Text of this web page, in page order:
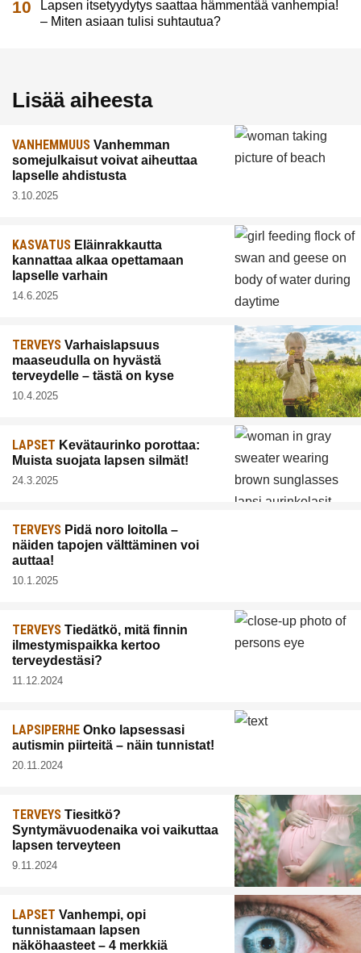
Lapsen itsetyydytys saattaa hämmentää vanhempia!
– Miten asiaan tulisi suhtautua?
Lisää aiheesta
VANHEMMUUS Vanhemman
somejulkaisut voivat aiheuttaa
lapselle ahdistusta
3.10.2025
KASVATUS Eläinrakkautta
kannattaa alkaa opettamaan
lapselle varhain
14.6.2025
TERVEYS Varhaislapsuus
maaseudulla on hyvästä
terveydelle – tästä on kyse
10.4.2025
LAPSET Kevätaurinko porottaa:
Muista suojata lapsen silmät!
24.3.2025
TERVEYS Pidä noro loitolla –
näiden tapojen välttäminen voi
auttaa!
10.1.2025
TERVEYS Tiedätkö, mitä finnin
ilmestymispaikka kertoo
terveydestäsi?
11.12.2024
LAPSIPERHE Onko lapsessasi
autismin piirteitä – näin tunnistat!
20.11.2024
TERVEYS Tiesitkö?
Syntymävuodenaika voi vaikuttaa
lapsen terveyteen
9.11.2024
LAPSET Vanhempi, opi
tunnistamaan lapsen
näköhaasteet – 4 merkkiä